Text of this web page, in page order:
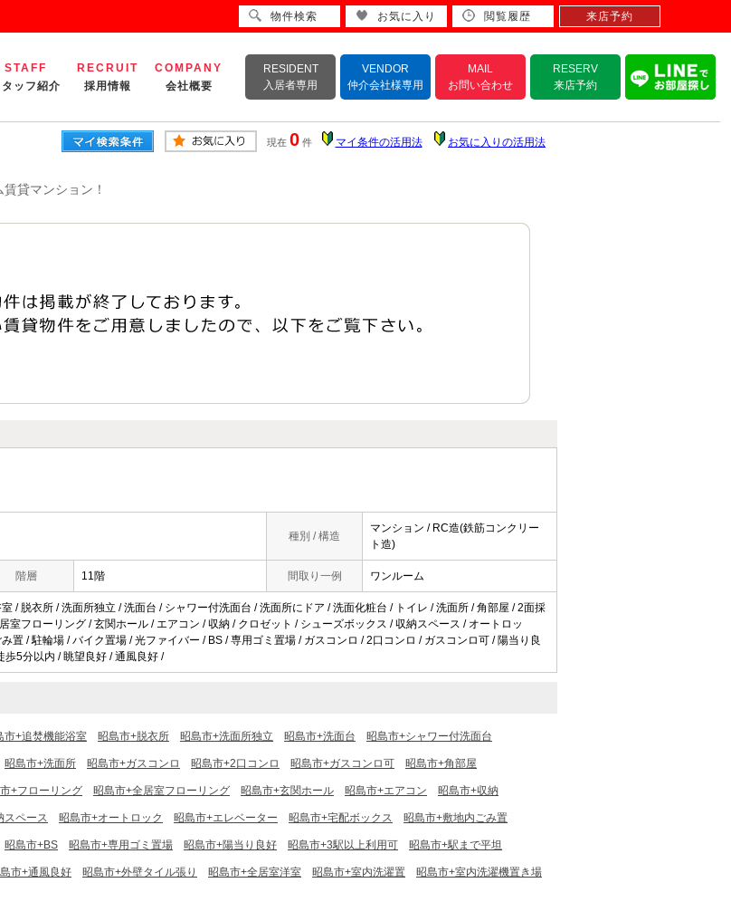
STAFF
タッフ紹介
RECRUIT
採用情報
COMPANY
会社概要
RESIDENT
入居者専用
VENDOR
仲介会社様専用
MAIL
お問い合わせ
RESERV
来店予約
現在 0 件 マイ条件の活用法 お気に入りの活用法
貸マンション！
種別 / 構造
マンション / RC造(鉄筋コンクリー
ト造)
階層 11階 間取り一例 ワンルーム
/ 脱衣所 / 洗面所独立 / 洗面台 / シャワー付洗面台 / 洗面所にドア / 洗面化粧台 / トイレ / 洗面所 / 角部屋 / 2面採
室フローリング / 玄関ホール / エアコン / 収納 / クロゼット / シューズボックス / 収納スペース / オートロッ
置 / 駐輪場 / バイク置場 / 光ファイバー / BS / 専用ゴミ置場 / ガスコンロ / 2口コンロ / ガスコンロ可 / 陽当り良
歩5分以内 / 眺望良好 / 通風良好 /
市+追焚機能浴室 昭島市+脱衣所 昭島市+洗面所独立 昭島市+洗面台 昭島市+シャワー付洗面台
昭島市+洗面所 昭島市+ガスコンロ 昭島市+2口コンロ 昭島市+ガスコンロ可 昭島市+角部屋
+フローリング 昭島市+全居室フローリング 昭島市+玄関ホール 昭島市+エアコン 昭島市+収納
スペース 昭島市+オートロック 昭島市+エレベーター 昭島市+宅配ボックス 昭島市+敷地内ごみ置
昭島市+BS 昭島市+専用ゴミ置場 昭島市+陽当り良好 昭島市+3駅以上利用可 昭島市+駅まで平坦
市+通風良好 昭島市+外壁タイル張り 昭島市+全居室洋室 昭島市+室内洗濯置 昭島市+室内洗濯機置き場
物件検索 お気に入り 閲覧履歴 来店予約